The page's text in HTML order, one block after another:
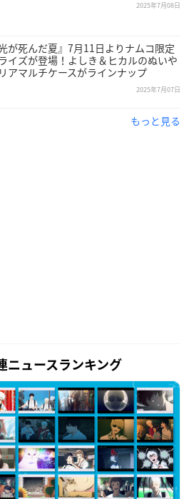
2025年7月08日
光が死んだ夏』7月11日よりナムコ限定
イズが登場！よしき＆ヒカルのぬいや
アマルチケースがラインナップ
2025年7月07日
もっと見る
ニュースランキング